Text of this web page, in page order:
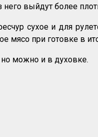
него выйдут более
сухое и для
при готовке в
можно и в духовке.